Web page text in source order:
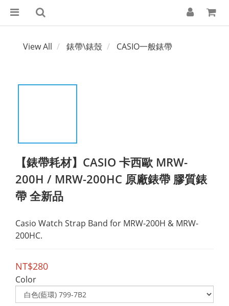
View All 錶帶\錶殼 CASIO一般錶帶
【錶帶耗材】CASIO 卡西歐 MRW-
200H / MRW-200HC 原廠錶帶 膠質錶
帶 全新品
Casio Watch Strap Band for MRW-200H & MRW-
200HC.
NT$280
Color